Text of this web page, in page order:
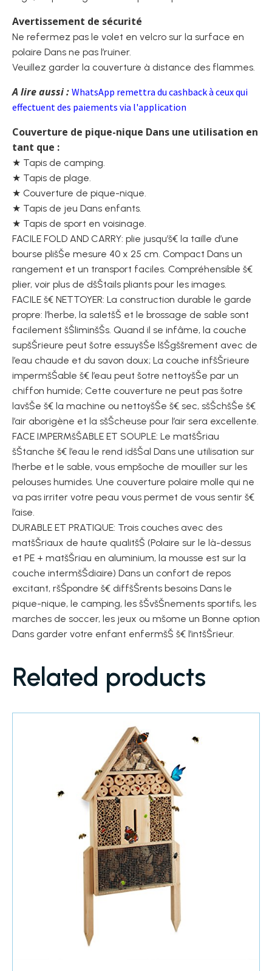
Avertissement de sécurité
Ne refermez pas le volet en velcro sur la surface en
polaire Dans ne pas l’ruiner.
Veuillez garder la couverture à distance des flammes.
A lire aussi : WhatsApp remettra du cashback à ceux qui
effectuent des paiements via l'application
Couverture de pique-nique Dans une utilisation en
tant que :
★ Tapis de camping.
★ Tapis de plage.
★ Couverture de pique-nique.
★ Tapis de jeu Dans enfants.
★ Tapis de sport en voisinage.
FACILE FOLD AND CARRY: plie jusqu’š€ la taille d’une
bourse plišŠe mesure 40 x 25 cm. Compact Dans un
rangement et un transport faciles. Compréhensible š€
plier, voir plus de dšŠtails pliants pour les images.
FACILE š€ NETTOYER: La construction durable le garde
propre: l’herbe, la saletšŠ et le brossage de sable sont
facilement šŠliminšŠs. Quand il se infâme, la couche
supšŠrieure peut šºtre essuyšŠe lšŠgššrement avec de
l’eau chaude et du savon doux; La couche infšŠrieure
impermšŠable š€ l’eau peut šºtre nettoyšŠe par un
chiffon humide; Cette couverture ne peut pas šºtre
lavšŠe š€ la machine ou nettoyšŠe š€ sec, sšŠchšŠe š€
l’air aborigène et la sšŠcheuse pour l’air sera excellente.
FACE IMPERMšŠABLE ET SOUPLE: Le matšŠriau
šŠtanche š€ l’eau le rend idšŠal Dans une utilisation sur
l’herbe et le sable, vous empšºche de mouiller sur les
pelouses humides. Une couverture polaire molle qui ne
va pas irriter votre peau vous permet de vous sentir š€
l’aise.
DURABLE ET PRATIQUE: Trois couches avec des
matšŠriaux de haute qualitšŠ (Polaire sur le là-dessus
et PE + matšŠriau en aluminium, la mousse est sur la
couche intermšŠdiaire) Dans un confort de repos
excitant, ršŠpondre š€ diffšŠrents besoins Dans le
pique-nique, le camping, les šŠvšŠnements sportifs, les
marches de soccer, les jeux ou mšºme un Bonne option
Dans garder votre enfant enfermšŠ š€ l’intšŠrieur.
Related products